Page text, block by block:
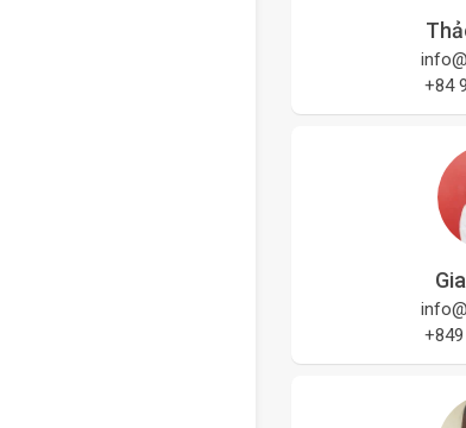
+84